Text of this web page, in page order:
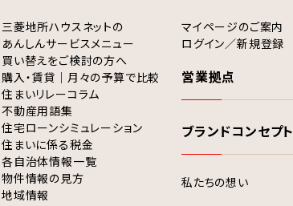
三菱地所ハウスネットの
あんしんサービスメニュー
買い替えをご検討の方へ
購入・賃貸｜月々の予算で比較
住まいリレーコラム
不動産用語集
住宅ローンシミュレーション
住まいに係る税金
各自治体情報一覧
物件情報の見方
地域情報
マイページのご案内
ログイン／新規登録
営業拠点
ブランドコンセプト
私たちの想い